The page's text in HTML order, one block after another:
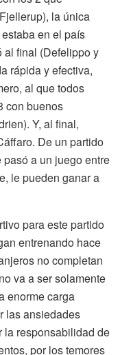
la única
en el país
al final (Defelippo y
rápida y efectiva,
al que todos
con buenos
Y, al final,
De un partido
a un juego entre
le pueden ganar a
para este partido
entrenando hace
no completan
va a ser solamente
enorme carga
las ansiedades
la responsabilidad de
por los temores